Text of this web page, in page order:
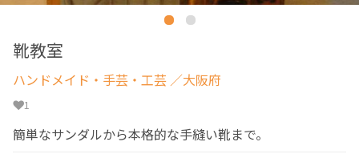
靴教室
ハンドメイド・手芸・工芸 ／大阪府
1
簡単なサンダルから本格的な手縫い靴まで。